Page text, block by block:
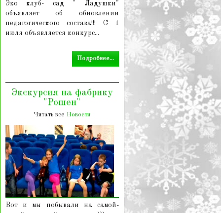
Эко клуб- сад " Ладушки"
объявляет об обновлении
педагогического состава!!! С 1
июля объявляется конкурс...
Подробнее...
Экскурсия на фабрику
"Рошен"
Читать всеНовости
Вот и мы побывали на самой-